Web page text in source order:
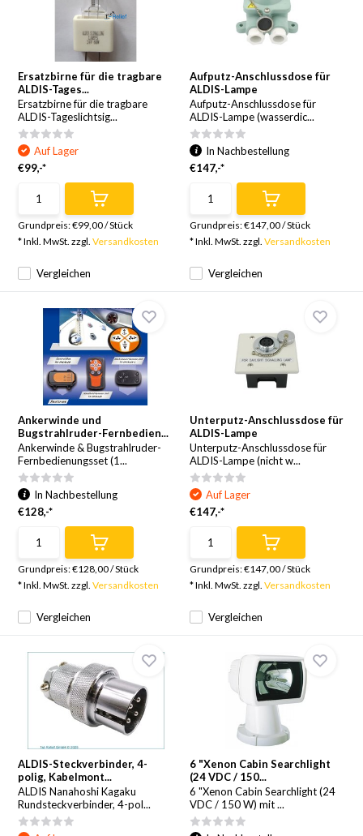
Ersatzbirne für die tragbare
ALDIS-Tages...
Ersatzbirne für die tragbare
ALDIS-Tageslichtsig...
Vergleichen
Auf Lager
€99,-*
Grundpreis:€99,00/Stück
* Inkl. MwSt. zzgl.Versandkosten
Aufputz-Anschlussdose für
ALDIS-Lampe
Aufputz-Anschlussdose für
ALDIS-Lampe (wasserdic...
Vergleichen
In Nachbestellung
€147,-*
Grundpreis:€147,00/Stück
* Inkl. MwSt. zzgl. Versandkosten
Ankerwinde und
Bugstrahlruder-Fernbedien...
Ankerwinde & Bugstrahlruder-
Fernbedienungsset (1...
Vergleichen
In Nachbestellung
€128,-*
Grundpreis:€128,00/Stück
* Inkl. MwSt. zzgl.Versandkosten
Unterputz-Anschlussdose für
ALDIS-Lampe
Unterputz-Anschlussdose für
ALDIS-Lampe (nicht w...
Vergleichen
Auf Lager
€147,-*
Grundpreis:€147,00/Stück
* Inkl. MwSt. zzgl. Versandkosten
ALDIS-Steckverbinder, 4-
polig, Kabelmont...
ALDIS Nanahoshi Kagaku
Rundsteckverbinder, 4-pol...
6 "Xenon Cabin Searchlight
(24 VDC / 150...
6 "Xenon Cabin Searchlight (24
VDC / 150 W) mit ...